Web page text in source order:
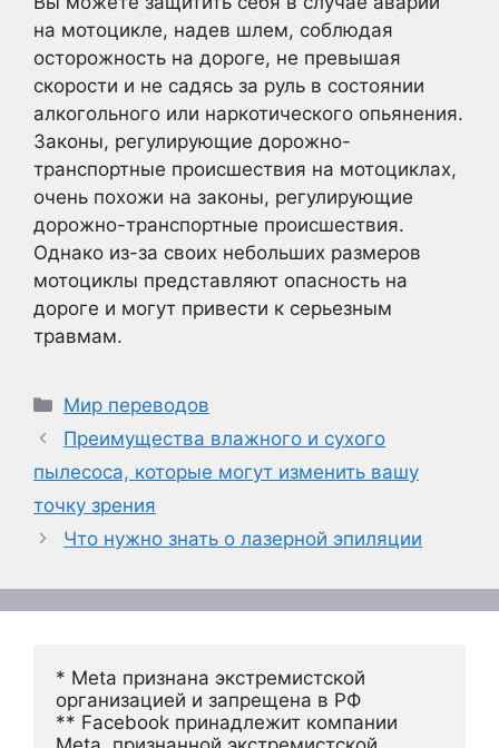
на мотоцикле, надев шлем, соблюдая
осторожность на дороге, не превышая
скорости и не садясь за руль в состоянии
алкогольного или наркотического опьянения.
Законы, регулирующие дорожно-
транспортные происшествия на мотоциклах,
очень похожи на законы, регулирующие
дорожно-транспортные происшествия.
Однако из-за своих небольших размеров
мотоциклы представляют опасность на
дороге и могут привести к серьезным
травмам.
Рубрики
Мир переводов
Преимущества влажного и сухого
пылесоса, которые могут изменить вашу
точку зрения
Что нужно знать о лазерной эпиляции
* Meta признана экстремистской
организацией и запрещена в РФ
** Facebook принадлежит компании